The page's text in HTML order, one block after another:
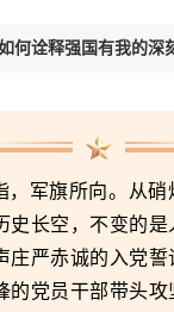
何诠释强国有我的深
，军旗所向。从硝
史长空，不变的是
庄严赤诚的入党
的党员干部带头攻